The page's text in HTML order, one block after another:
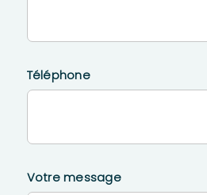
Téléphone
Votre message